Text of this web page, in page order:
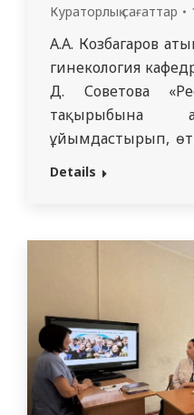
Кураторлық сағаттар
А.А. Козбагаров
гинекология
Д. Советова
тақырыбына
ұйымдастырып,
медицина»
мемлекеттік
маңызды
туралы ақпарат
талқылау
жауапкершілік
Details